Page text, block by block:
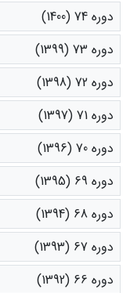
دوره 74 (1400)
دوره 73 (1399)
دوره 72 (1398)
دوره 71 (1397)
دوره 70 (1396)
دوره 69 (1395)
دوره 68 (1394)
دوره 67 (1393)
دوره 66 (1392)